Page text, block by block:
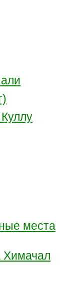
места
Химачал